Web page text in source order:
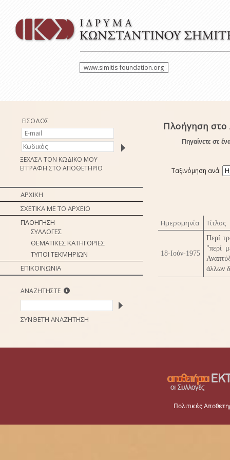
www.simitis-foundation.org
ΕΙΣΟΔΟΣ
ΞΕΧΑΣΑ ΤΟΝ ΚΩΔΙΚΟ ΜΟΥ
ΕΓΓΡΑΦΗ ΣΤΟ ΑΠΟΘΕΤΗΡΙΟ
ΑΡΧΙΚΗ
ΣΧΕΤΙΚΑ ΜΕ ΤΟ ΑΡΧΕΙΟ
ΠΛΟΗΓΗΣΗ
ΣΥΛΛΟΓΕΣ
ΘΕΜΑΤΙΚΕΣ ΚΑΤΗΓΟΡΙΕΣ
ΤΥΠΟΙ ΤΕΚΜΗΡΙΩΝ
ΕΠΙΚΟΙΝΩΝΙΑ
ΑΝΑΖΗΤΗΣΤΕ
ΣΥΝΘΕΤΗ ΑΝΑΖΗΤΗΣΗ
Πλοήγηση
Πηγαίνετε σε
Ταξινόμηση ανά:
Ημερομηνία Τίτλος
18-Ιούν-1975
Περί
"περί
άλλων